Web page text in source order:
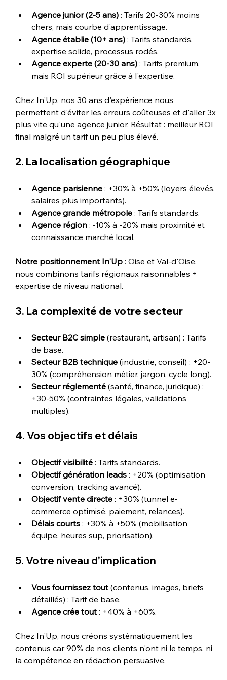
Agence junior (2-5 ans) : Tarifs 20-30% moins
chers, mais courbe d'apprentissage.
Agence établie (10+ ans) : Tarifs standards,
expertise solide, processus rodés.
Agence experte (20-30 ans) : Tarifs premium,
mais ROI supérieur grâce à l'expertise.
Chez In'Up, nos 30 ans d'expérience nous
permettent d'éviter les erreurs coûteuses et d'aller 3x
plus vite qu'une agence junior. Résultat : meilleur ROI
final malgré un tarif un peu plus élevé.
2. La localisation géographique
Agence parisienne : +30% à +50% (loyers élevés,
salaires plus importants).
Agence grande métropole : Tarifs standards.
Agence région : -10% à -20% mais proximité et
connaissance marché local.
Notre positionnement In'Up : Oise et Val-d'Oise,
nous combinons tarifs régionaux raisonnables +
expertise de niveau national.
3. La complexité de votre secteur
Secteur B2C simple (restaurant, artisan) : Tarifs
de base.
Secteur B2B technique (industrie, conseil) : +20-
30% (compréhension métier, jargon, cycle long).
Secteur réglementé (santé, finance, juridique) :
+30-50% (contraintes légales, validations
multiples).
4. Vos objectifs et délais
Objectif visibilité : Tarifs standards.
Objectif génération leads : +20% (optimisation
conversion, tracking avancé).
Objectif vente directe : +30% (tunnel e-
commerce optimisé, paiement, relances).
Délais courts : +30% à +50% (mobilisation
équipe, heures sup, priorisation).
5. Votre niveau d'implication
Vous fournissez tout (contenus, images, briefs
détaillés) : Tarif de base.
Agence crée tout : +40% à +60%.
Chez In'Up, nous créons systématiquement les
contenus car 90% de nos clients n'ont ni le temps, ni
la compétence en rédaction persuasive.